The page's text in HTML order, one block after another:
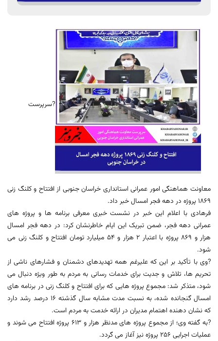
?سرپرست
معاونت هماهنگی امور عمرانی استانداری خراسان جنوبی از افتتاح و کلنگ زنی
1869 پروژه در دهه فجر امسال خبر داد.
فرهادی با اعلام این خبر در نشست خبری معرفی برنامه ها و پروژه های
عمرانی دهه فجر، ضمن تبریک این ایام خاطرنشان کرد: در دهه فجر امسال
هزار و 869 پروژه با اعتبار 2 هزار و 54 میلیارد تومان افتتاح و کلنگ زنی می
شود.
?وی با تأکید بر این که علیرغم همه تهدیدهای دشمنان و فشارهای ناشی از
تحریم ها، تلاش و جدیت برای خدمات رسانی به مردم به طور ویژه دنبال می
شود، متذکر شد: مجموع پروژه هایی که برای افتتاح و کلنگ زنی در برنامه های
امسال گنجانده شده، به نسبت مدت مشابه سال گذشته 16 درصد رشد دارد
که نشان دهنده اهتمام مدیران در ارائه خدمت به مردم است.
?به گفته وی؛ از مجموع پروژه های مدنظر هزار و 613 پروژه افتتاح می شوند و
عملیات اجرایی 256 پروژه نیز آغاز می گردد.